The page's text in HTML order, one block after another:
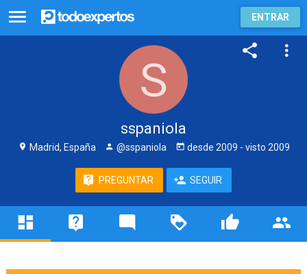
ENTRAR
sspaniola
Madrid, España @sspaniola desde 2009 - visto 2009
PREGUNTAR SEGUIR